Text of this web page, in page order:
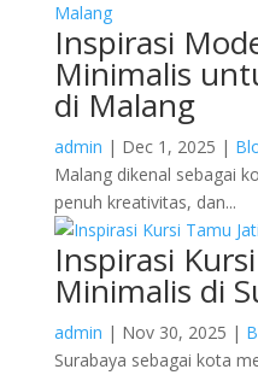
Inspirasi
Minimalis
di Malang
admin | Dec 1, 2025 |
Malang dikenal sebagai
penuh kreativitas, dan...
Inspirasi
Minimalis di
admin | Nov 30, 2025 |
Surabaya sebagai kota